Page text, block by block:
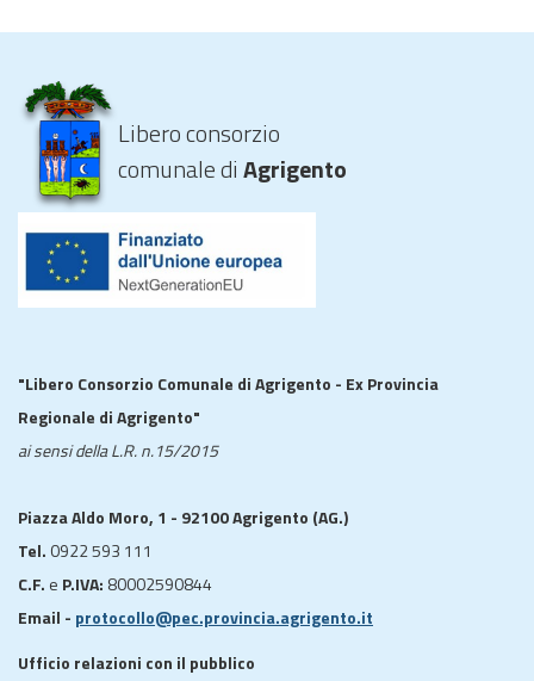
Libero consorzio
comunale diAgrigento
"Libero Consorzio Comunale di Agrigento - Ex Provincia
Regionale di Agrigento"
ai sensi della L.R. n.15/2015
Piazza Aldo Moro, 1 - 92100 Agrigento (AG.)
Tel. 0922 593 111
C.F. e P.IVA: 80002590844
Email - protocollo@pec.provincia.agrigento.it
Ufficio relazioni con il pubblico